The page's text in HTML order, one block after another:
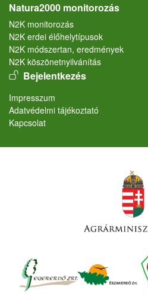
Natura2000 monitorozás
N2K monitorozás
N2K erdei élőhelytípusok
N2K módszertan, eredmények
N2K köszönetnyilvánítás
User account menu
Bejelentkezés
Lábléc
Impresszum
Adatvédelmi tájékoztató
Kapcsolat